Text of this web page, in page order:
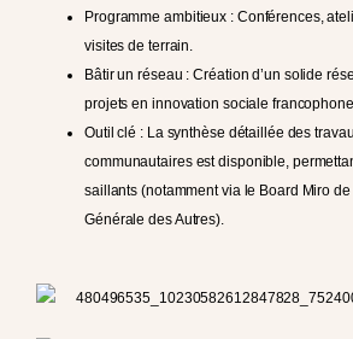
Programme ambitieux : Conférences,
visites de terrain.
Bâtir un réseau : Création d’un solide
projets en innovation sociale
Outil clé : La synthèse détaillée des
communautaires est disponible,
saillants (notamment via le Board Miro
Générale des Autres).